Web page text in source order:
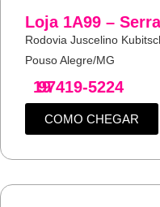
Loja 1A99 –
Rodovia Juscelino
Pouso Alegre/MG
19
97419-5224
COMO CHEGAR